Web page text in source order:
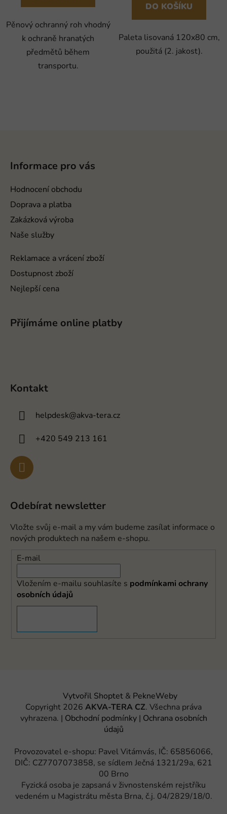
Pěnový ochranný roh vhodný
k ochraně hranatých
předmětů během
transportu.
DO KOŠÍKU
Paleta lisovaná 120x80 cm,
použitá (2. jakost).
Informace pro vás
Hodnocení obchodu
Doprava a platba
Zakázková výroba
Naše služby
Reklamace a vrácení zboží
Dostupnost zboží
Nejlepší cena
Přijímáme online platby
Kontakt
helpdesk@akva-tera.cz
+420 549 213 161
Odebírat newsletter
Vložte svůj e-mail a my vám budeme zasílat informace o
nových produktech na našem e-shopu.
E-mail
Vložením e-mailu souhlasíte s podmínkami ochrany
osobních údajů
Vytvořil Shoptet& PekneWeby
Copyright 2026 AKVA-TERA CZ. Všechna práva
vyhrazena. | Obchodní podmínky| Ochrana osobních
údajů
Provozovatel e-shopu: Pavel Vitámvás, IČ: 65856066,
DIČ: CZ7707073858, se sídlem Ječná 1321/29a, 621
00 Brno
Fyzická osoba je zapsaná v živnostenském rejstříku
vedeném u Magistrátu města Brna, č.j. 04/2829/18/0.